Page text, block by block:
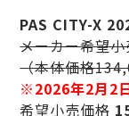
PAS CITY-X
メーカー希望
（本体価格
※2026年2月2
希望小売価格